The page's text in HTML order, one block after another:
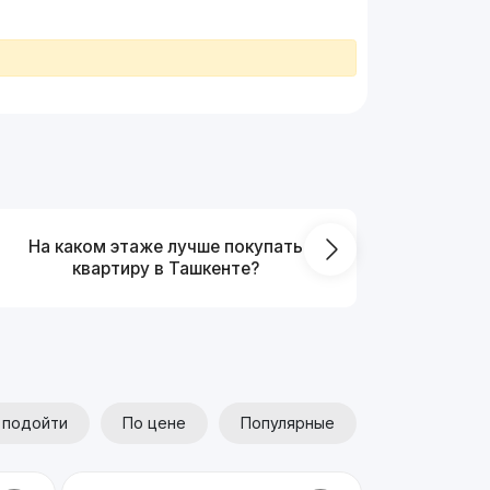
На каком этаже лучше покупать
квартиру в Ташкенте?
По цене Популярные